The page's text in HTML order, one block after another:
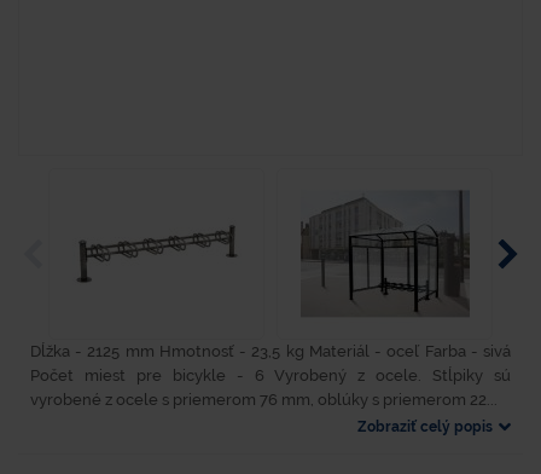
Dĺžka - 2125 mm Hmotnosť - 23,5 kg Materiál - oceľ Farba - sivá
Počet miest pre bicykle - 6 Vyrobený z ocele. Stĺpiky sú
vyrobené z ocele s priemerom 76 mm, oblúky s priemerom 22...
Zobraziť celý popis